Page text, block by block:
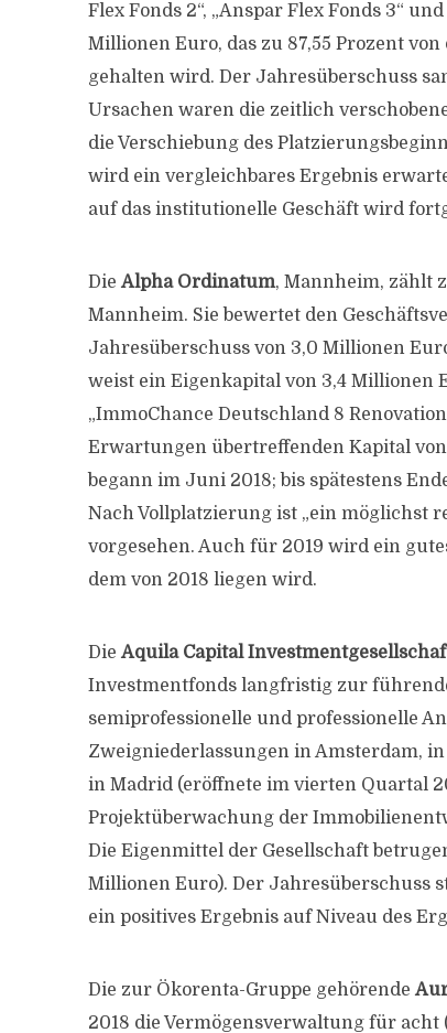
Flex Fonds 2“, „Anspar Flex Fonds 3“
Millionen Euro, das zu 87,55 Prozent
gehalten wird. Der Jahresüberschuss
Ursachen waren die zeitlich
die Verschiebung des
wird ein vergleichbares Ergebnis
auf das institutionelle Geschäft wird
Die Alpha Ordinatum, Mannheim, zählt
Mannheim. Sie bewertet den
Jahresüberschuss von 3,0 Millionen
weist ein Eigenkapital von 3,4 Millionen
„ImmoChance Deutschland 8
Erwartungen übertreffenden Kapital von
begann im Juni 2018; bis spätestens
Nach Vollplatzierung ist „ein möglichst
vorgesehen. Auch für 2019 wird ein
dem von 2018 liegen wird.
Die Aquila Capital
Investmentfonds langfristig zur
semiprofessionelle und professionelle
Zweigniederlassungen in Amsterdam,
in Madrid (eröffnete im vierten Quartal
Projektüberwachung der
Die Eigenmittel der Gesellschaft
Millionen Euro). Der Jahresüberschuss
ein positives Ergebnis auf Niveau des
Die zur Ökorenta-Gruppe gehörende
2018 die Vermögensverwaltung für